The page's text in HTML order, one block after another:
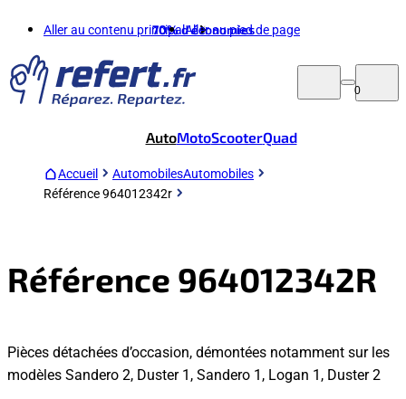
Aller au contenu principalAller au pied de page
70%d'économies
0
AutoMotoScooterQuad
Accueil AutomobilesAutomobiles
Référence 964012342r
Référence 964012342R
Pièces détachées d’occasion, démontées notamment sur les
modèles Sandero 2, Duster 1, Sandero 1, Logan 1, Duster 2